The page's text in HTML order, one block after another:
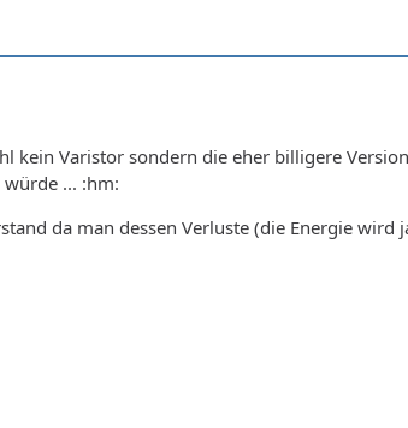
kein Varistor sondern die eher billigere
... :hm:
da man dessen Verluste (die Energie